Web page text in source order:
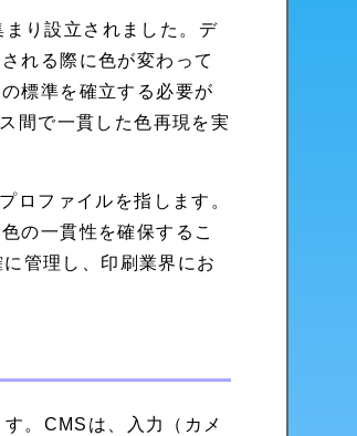
り設立されました。デ
れる際に色が変わって
標準を確立する必要が
間で一貫した色再現を実
ロファイルを指します。
の一貫性を確保するこ
管理し、印刷業界にお
。CMSは、入力（カメ